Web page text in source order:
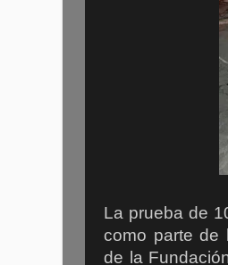
La prueba de
como parte de
de la